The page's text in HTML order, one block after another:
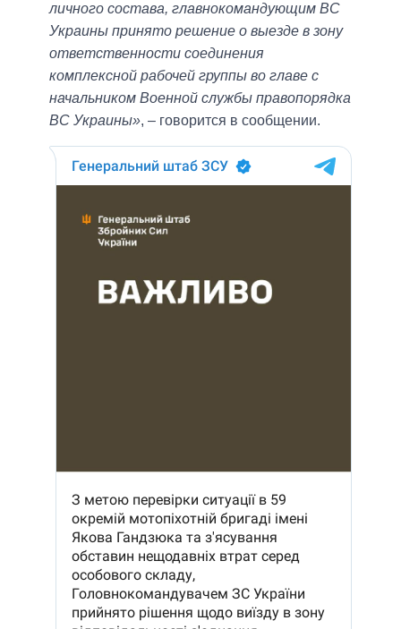
личного состава, главнокомандующим ВС
Украины принято решение о выезде в зону
ответственности соединения
комплексной рабочей группы во главе с
начальником Военной службы правопорядка
ВС Украины», – говорится в сообщении.